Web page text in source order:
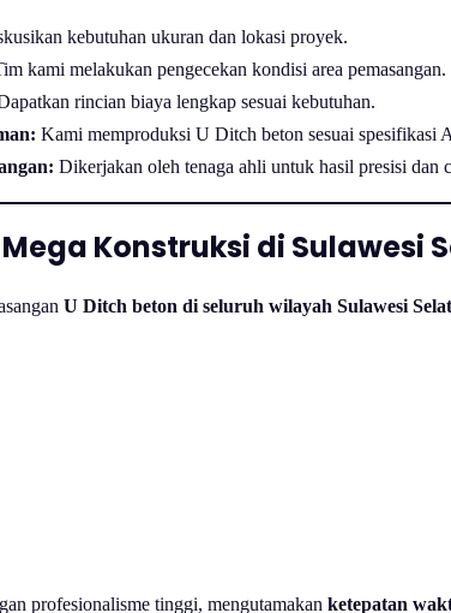
kebutuhan ukuran dan lokasi proyek.
kami melakukan pengecekan kondisi area pemasangan.
rincian biaya lengkap sesuai kebutuhan.
Kami memproduksi U Ditch beton sesuai spesifikasi
Dikerjakan oleh tenaga ahli untuk hasil presisi dan
Konstruksi di Sulawesi
U Ditch beton di seluruh wilayah Sulawesi
profesionalisme tinggi, mengutamakan ketepatan